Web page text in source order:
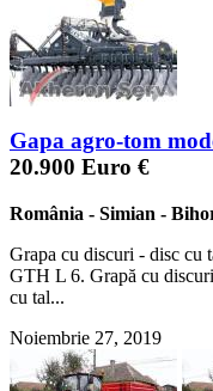
Gapa agro-tom
20.900 Euro €
România - Simian -
Grapa cu discuri - disc cu
GTH L 6. Grapă cu
cu tal...
Noiembrie 27, 2019